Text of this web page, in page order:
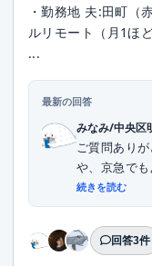
・勤務地 夫:田町（
ルリモート（月1ほ
...
最新の回答
みなみ/中央区
ご質問あり
や、京急で
がでし...
続きを読む
回答3件